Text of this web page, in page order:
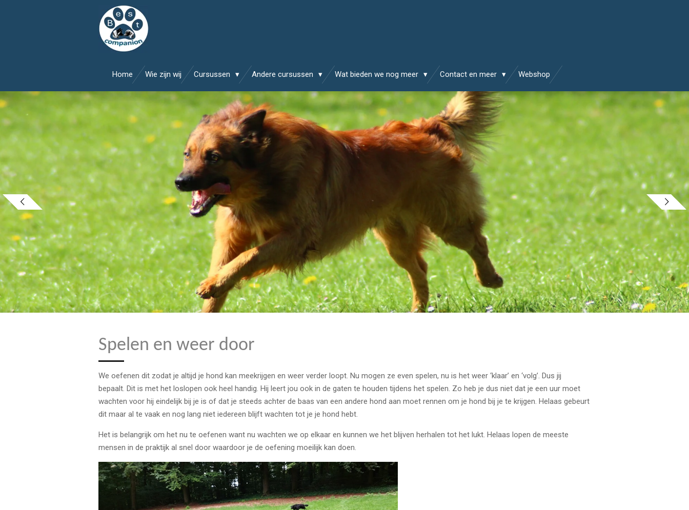
Home Wie zijn wij Cursussen Andere cursussen Wat bieden we nog meer Contact en meer Webshop
Spelen en weer door
We oefenen dit zodat je altijd je hond kan meekrijgen en weer verder loopt. Nu mogen ze even spelen, nu is het weer ‘klaar’ en ‘volg’. Dus jij
bepaalt. Dit is met het loslopen ook heel handig. Hij leert jou ook in de gaten te houden tijdens het spelen. Zo heb je dus niet dat je een uur moet
wachten voor hij eindelijk bij je is of dat je steeds achter de baas van een andere hond aan moet rennen om je hond bij je te krijgen. Helaas gebeurt
dit maar al te vaak en nog lang niet iedereen blijft wachten tot je je hond hebt.
Het is belangrijk om het nu te oefenen want nu wachten we op elkaar en kunnen we het blijven herhalen tot het lukt. Helaas lopen de meeste
mensen in de praktijk al snel door waardoor je de oefening moeilijk kan doen.